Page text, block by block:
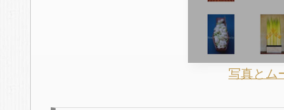
写真とム